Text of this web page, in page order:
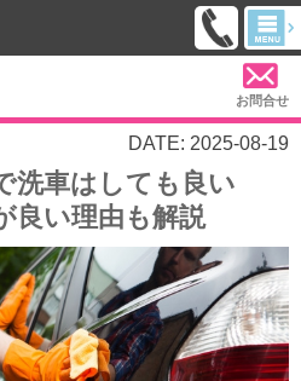
お問合せ
DATE: 2025-08-19
洗車はしても良い
良い理由も解説